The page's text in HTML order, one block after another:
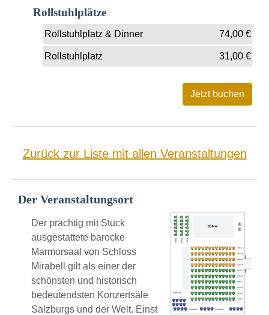
Rollstuhlplätze
Rollstuhlplatz & Dinner 74,00€
Rollstuhlplatz 31,00€
Zurück zur Liste mit allen Veranstaltungen
Der Veranstaltungsort
Der prächtig mit Stuck
ausgestattete barocke
Marmorsaal von Schloss
Mirabell gilt als einer der
schönsten und historisch
bedeutendsten Konzertsäle
Salzburgs und der Welt. Einst